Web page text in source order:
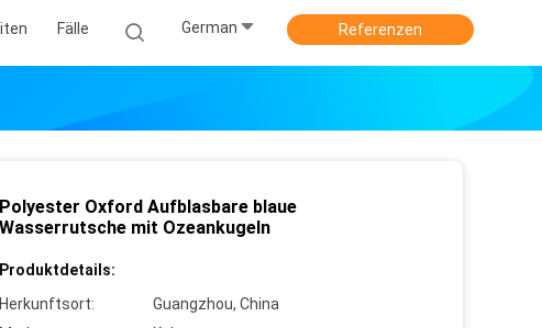
Fälle German Referenzen
Polyester Oxford Aufblasbare blaue
Wasserrutsche mit Ozeankugeln
Produktdetails:
Herkunftsort:
Guangzhou, China